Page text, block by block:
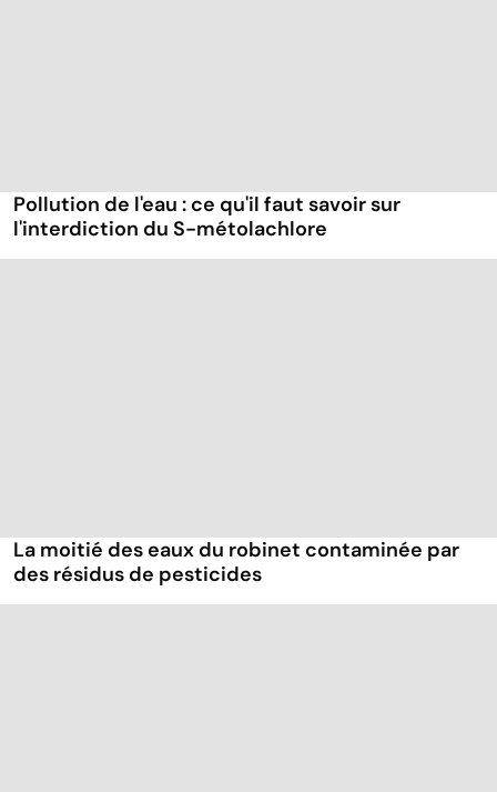
Pollution de l'eau : ce qu'il faut savoir sur
l'interdiction du S-métolachlore
La moitié des eaux du robinet contaminée par
des résidus de pesticides